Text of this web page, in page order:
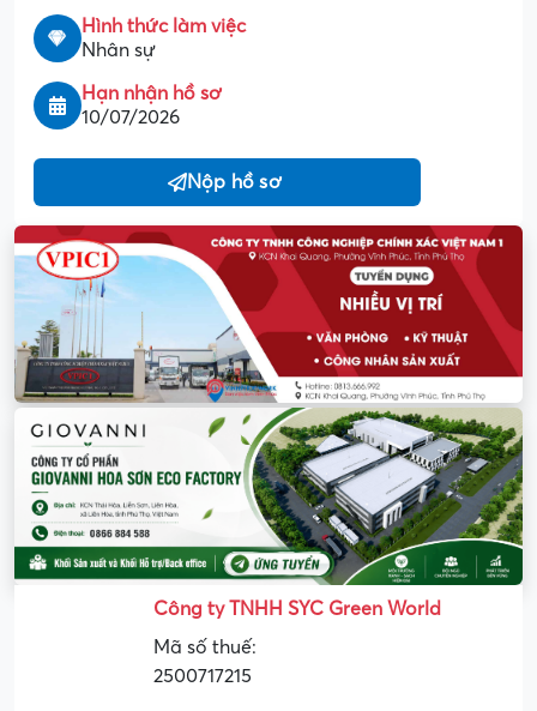
Hình thức làm việc
Nhân sự
Hạn nhận hồ sơ
10/07/2026
Nộp hồ sơ
Công ty TNHH SYC Green World
Mã số thuế:
2500717215